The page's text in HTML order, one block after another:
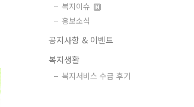
복지이슈
홍보소식
공지사항 & 이벤트
복지생활
복지서비스 수급 후기